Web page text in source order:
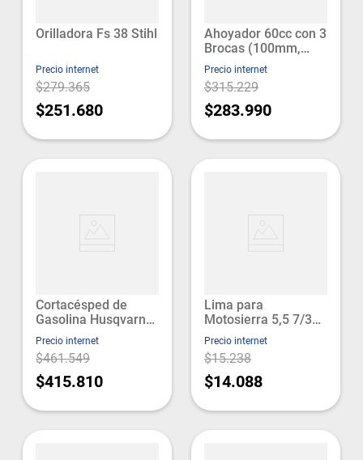
Orilladora Fs 38 Stihl
Precio internet
$279.365
$251.680
Ahoyador 60cc con 3
Brocas (100mm,
150mm, 200mm) +
Resorte Anti-Shock
Wulkan
Precio internet
$315.229
$283.990
Cortacésped de
Gasolina Husqvarna
Lc 140P Husqvarna
Precio internet
$461.549
$415.810
Lima para
Motosierra 5,5 7/32
Stihl
Precio internet
$15.238
$14.088